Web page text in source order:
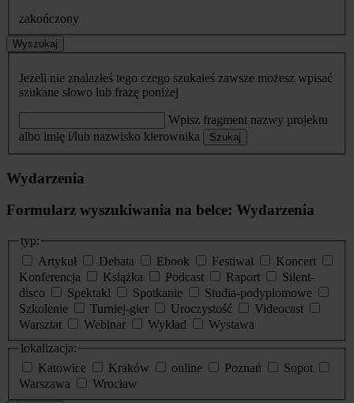
zakończony
Wyszukaj
Jeżeli nie znalazłeś tego czego szukałeś zawsze możesz wpisać
szukane słowo lub frazę poniżej
Wpisz fragment nazwy projektu
albo imię i/lub nazwisko kierownika
Szukaj
Wydarzenia
Formularz wyszukiwania na belce: Wydarzenia
typ:
Artykuł
Debata Ebook Festiwal
Koncert
Konferencja
Książka Podcast Raport
Silent-
disco
Spektakl Spotkanie
Studia-podyplomowe
Szkolenie
Turniej-gier Uroczystość
Videocast
Warsztat
Webinar Wykład
Wystawa
lokalizacja:
Katowice
Kraków online Poznań
Sopot
Warszawa
Wrocław